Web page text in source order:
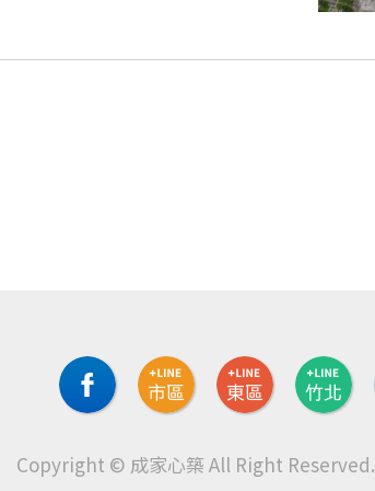
Copyright © 成家心築 All Right Reserved.